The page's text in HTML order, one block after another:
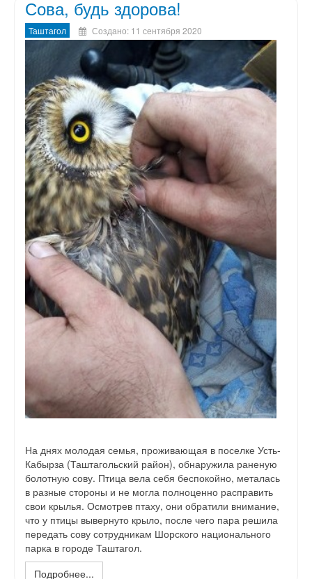
Сова, будь здорова!
Таштагол Создано: 11 сентября 2020
На днях молодая семья, проживающая в поселке Усть-
Кабырза (Таштагольский район), обнаружила раненую
болотную сову. Птица вела себя беспокойно, металась
в разные стороны и не могла полноценно расправить
свои крылья. Осмотрев птаху, они обратили внимание,
что у птицы вывернуто крыло, после чего пара решила
передать сову сотрудникам Шорского национального
парка в городе Таштагол.
Подробнее...